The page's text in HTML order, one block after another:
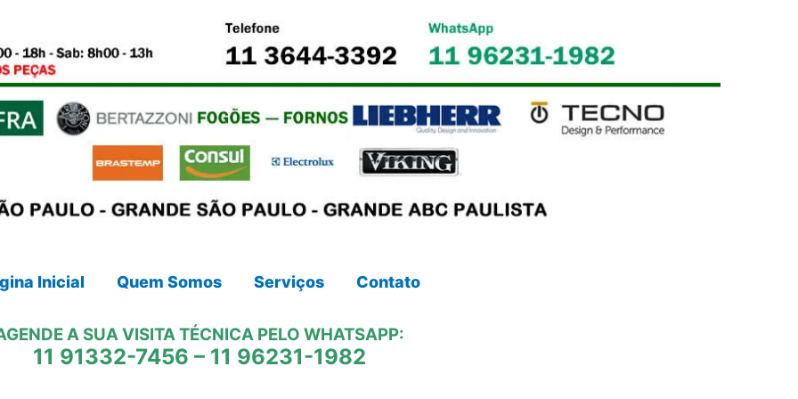
Inicial Quem Somos Serviços Contato
A SUA VISITA TÉCNICA PELO WHATSAPP:
11 91332-7456 – 11 96231-1982